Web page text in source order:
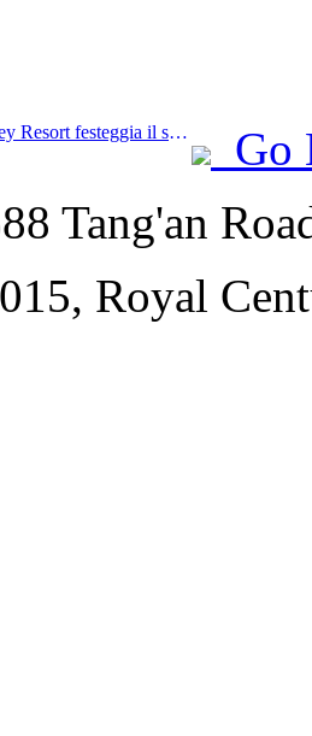
Prev:Il Shanghai Disney Resort festeggia il suo decimo anniversario, avendo accolto finora oltre 100 milioni di visitatori.
Go
Tang'an
Royal